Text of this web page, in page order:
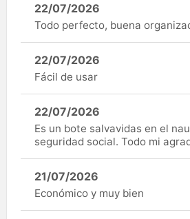
22/07/2026
Todo perfecto, buena
22/07/2026
Fácil de usar
22/07/2026
Es un bote salvavidas en el
seguridad social. Todo mi
21/07/2026
Económico y muy bien